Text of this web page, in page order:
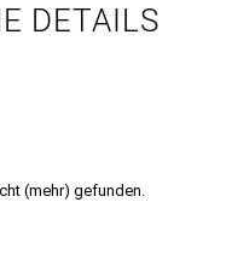
DETAILS
(mehr) gefunden.